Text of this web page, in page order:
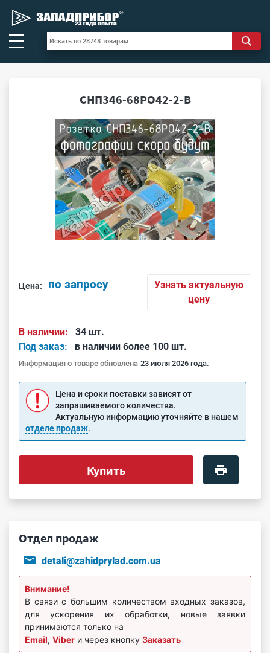
СНП346-68РО42-2-В
Цена: по запросу
Узнать актуальную
цену
В наличии:
34 шт.
Под заказ:
в наличии более 100 шт.
Информация о товаре обновлена 23 июля 2026 года.
Цена и сроки поставки зависят от
запрашиваемого количества.
Актуальную информацию уточняйте в нашем
отделе продаж.
Купить
Отдел продаж
detali@zahidprylad.com.ua
Внимание!
В связи с большим количеством входных заказов,
для ускорения их обработки, новые заявки
принимаются только на
Email, Viber и через кнопку Заказать